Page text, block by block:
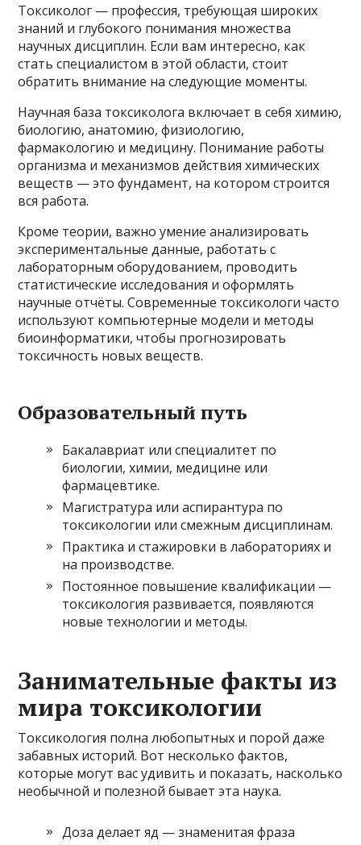
Токсиколог — профессия, требующая широких
знаний и глубокого понимания множества
научных дисциплин. Если вам интересно, как
стать специалистом в этой области, стоит
обратить внимание на следующие моменты.
Научная база токсиколога включает в себя химию,
биологию, анатомию, физиологию,
фармакологию и медицину. Понимание работы
организма и механизмов действия химических
веществ — это фундамент, на котором строится
вся работа.
Кроме теории, важно умение анализировать
экспериментальные данные, работать с
лабораторным оборудованием, проводить
статистические исследования и оформлять
научные отчёты. Современные токсикологи часто
используют компьютерные модели и методы
биоинформатики, чтобы прогнозировать
токсичность новых веществ.
Образовательный путь
Бакалавриат или специалитет по
биологии, химии, медицине или
фармацевтике.
Магистратура или аспирантура по
токсикологии или смежным дисциплинам.
Практика и стажировки в лабораториях и
на производстве.
Постоянное повышение квалификации —
токсикология развивается, появляются
новые технологии и методы.
Занимательные факты из
мира токсикологии
Токсикология полна любопытных и порой даже
забавных историй. Вот несколько фактов,
которые могут вас удивить и показать, насколько
необычной и полезной бывает эта наука.
Доза делает яд — знаменитая фраза